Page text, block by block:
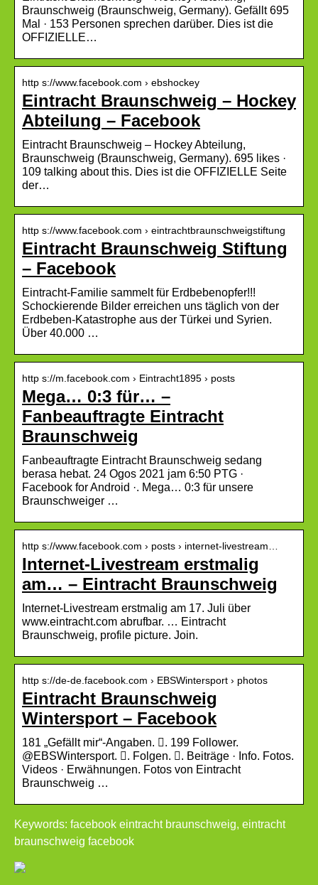
Braunschweig (Braunschweig, Germany). Gefällt 695
Mal · 153 Personen sprechen darüber. Dies ist die
OFFIZIELLE…
http s://www.facebook.com › ebshockey
Eintracht Braunschweig – Hockey
Abteilung – Facebook
Eintracht Braunschweig – Hockey Abteilung,
Braunschweig (Braunschweig, Germany). 695 likes ·
109 talking about this. Dies ist die OFFIZIELLE Seite
der…
http s://www.facebook.com › eintrachtbraunschweigstiftung
Eintracht Braunschweig Stiftung
– Facebook
Eintracht-Familie sammelt für Erdbebenopfer!!!
Schockierende Bilder erreichen uns täglich von der
Erdbeben-Katastrophe aus der Türkei und Syrien.
Über 40.000 …
http s://m.facebook.com › Eintracht1895 › posts
Mega… 0:3 für… –
Fanbeauftragte Eintracht
Braunschweig
Fanbeauftragte Eintracht Braunschweig sedang
berasa hebat. 24 Ogos 2021 jam 6:50 PTG ·
Facebook for Android ·. Mega… 0:3 für unsere
Braunschweiger …
http s://www.facebook.com › posts › internet-livestream…
Internet-Livestream erstmalig
am… – Eintracht Braunschweig
Internet-Livestream erstmalig am 17. Juli über
www.eintracht.com abrufbar. … Eintracht
Braunschweig, profile picture. Join.
http s://de-de.facebook.com › EBSWintersport › photos
Eintracht Braunschweig
Wintersport – Facebook
181 „Gefällt mir“-Angaben. 󱞋. 199 Follower.
@EBSWintersport. 󱙶. Folgen. 󰟝. Beiträge · Info. Fotos.
Videos · Erwähnungen. Fotos von Eintracht
Braunschweig …
Keywords: facebook eintracht braunschweig, eintracht
braunschweig facebook